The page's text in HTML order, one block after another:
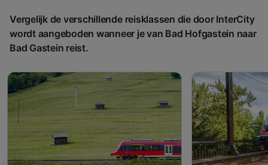
Vergelijk de verschillende reisklassen die door InterCity
wordt aangeboden wanneer je van Bad Hofgastein naar
Bad Gastein reist.